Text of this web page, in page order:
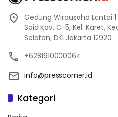
Gedung Wirausaha Lantai 1
Said Kav. C-5, Kel. Karet,
Selatan, DKI Jakarta 12920
+6281910000064
info@presscorner.id
Kategori